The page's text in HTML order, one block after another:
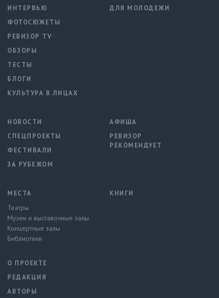
ИНТЕРВЬЮ
ФОТОСЮЖЕТЫ
РЕВИЗОР TV
ОБЗОРЫ
ТЕСТЫ
БЛОГИ
КУЛЬТУРА В ЛИЦАХ
ДЛЯ МОЛОДЕЖИ
НОВОСТИ
СПЕЦПРОЕКТЫ
ФЕСТИВАЛИ
ЗА РУБЕЖОМ
АФИША
РЕВИЗОР
РЕКОМЕНДУЕТ
МЕСТА
Театры
Музеи и выставочные залы
Концертные залы
Библиотеки
КНИГИ
О ПРОЕКТЕ
РЕДАКЦИЯ
АВТОРЫ